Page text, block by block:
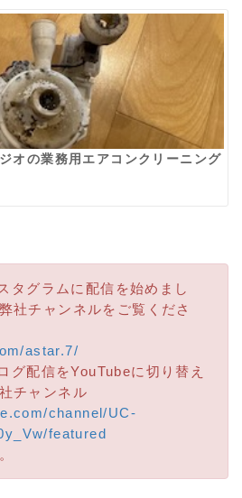
オの業務用エアコンクリーニング
タグラムに配信を始めまし
社チャンネルをご覧くださ
astar.7/
グ配信をYouTubeに切り替え
チャンネル
channel/UC-
featured